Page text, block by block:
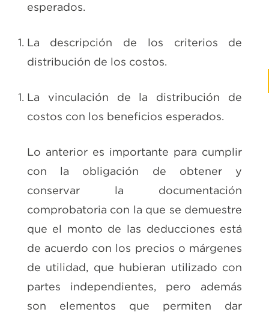
esperados.
La descripción de los criterios de
distribución de los costos.
La vinculación de la distribución de
costos con los beneficios esperados.
Lo anterior es importante para cumplir
con la obligación de obtener y
conservar la documentación
comprobatoria con la que se demuestre
que el monto de las deducciones está
de acuerdo con los precios o márgenes
de utilidad, que hubieran utilizado con
partes independientes, pero además
son elementos que permiten dar